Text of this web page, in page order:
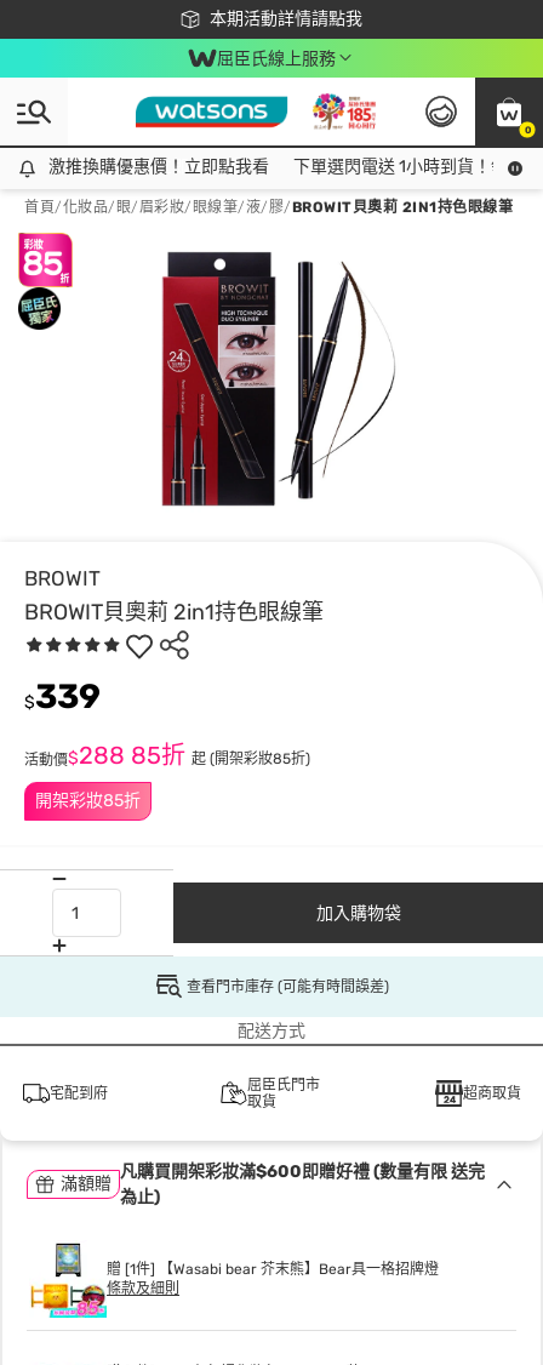
本期活動詳情請點我
下載app最高回饋$350
屈臣氏線上服務
0
激推換購優惠價！立即點我看
激推換購優惠價！立即點我看 下單選閃電送 1小時到貨！領神
首頁/化妝品/ 眼/眉彩妝/ 眼線筆/液/膠/BROWIT貝奧莉 2IN1持色眼線筆
BROWIT
BROWIT貝奧莉 2in1持色眼線筆
開架彩妝85折
$339
活動價$288 85折 起 (開架彩妝85折)
加入購物袋
查看門市庫存 (可能有時間誤差)
配送方式
宅配到府
屈臣氏門市
取貨
超商取貨
滿額贈
凡購買開架彩妝滿$600即贈好禮 (數量有限 送完
為止)
贈 [1件] 【Wasabi bear 芥末熊】Bear具一格招牌燈
條款及細則